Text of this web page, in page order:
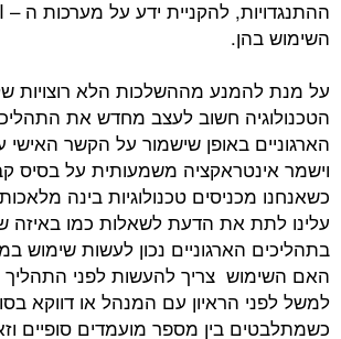
השימוש בהן.
על מנת להמנע מההשלכות הלא רוצויות
הטכנולוגיה חשוב לעצב מחדש את
הארגוניים באופן שישמור על הקשר
וישמר אינטראקציה משמעותית על בסיס
כשאנחנו מכניסים טכנולוגיות בינה
עלינו לתת את הדעת לשאלות כמו באיזה
האם השימוש צריך להעשות לפני התהליך
למשל לפני הראיון עם המנהל או דווקא
כשמתלבטים בין מספר מועמדים סופיים